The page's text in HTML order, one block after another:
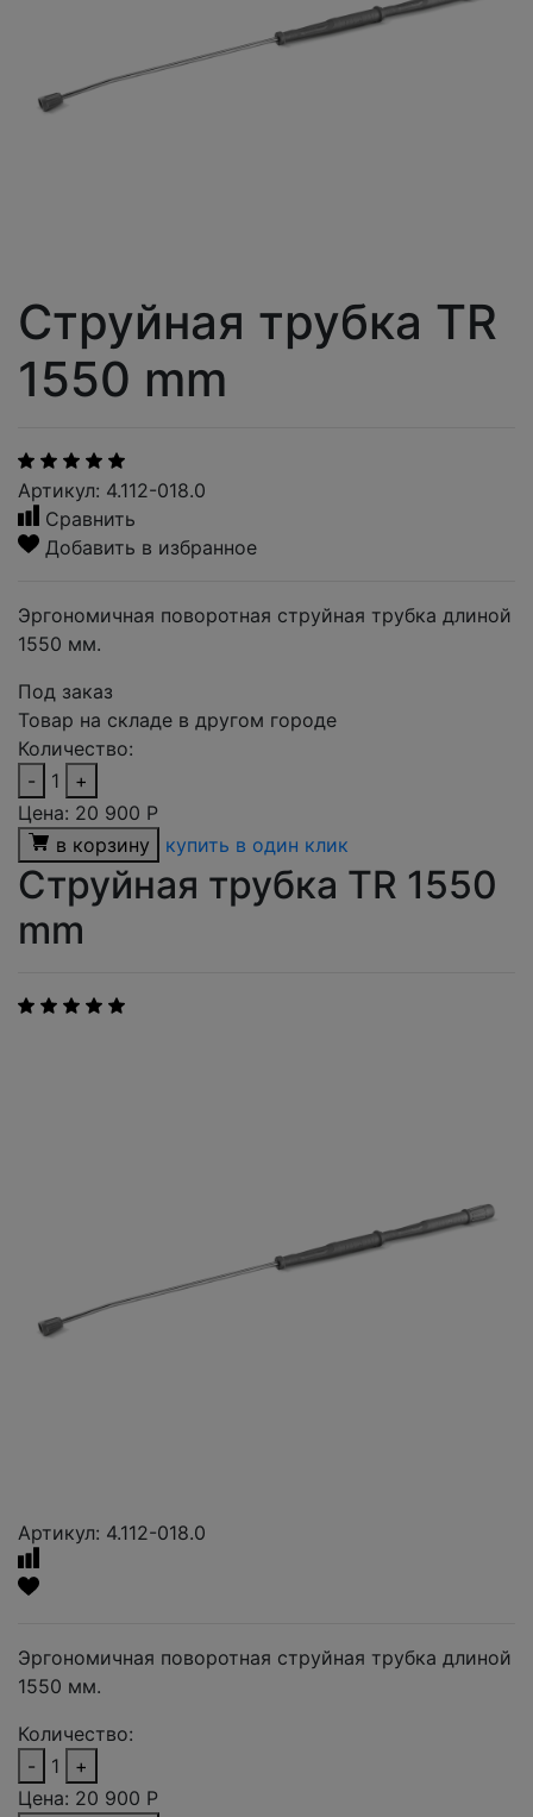
Струйная трубка TR
1550 mm
Артикул: 4.112-018.0
Сравнить
Добавить в избранное
Эргономичная поворотная струйная трубка длиной
1550 мм.
Под заказ
Товар на складе в другом городе
Количество:
-
1
+
Цена: 20 900 Р
в корзину
купить в один клик
Струйная трубка TR 1550
mm
Артикул: 4.112-018.0
Эргономичная поворотная струйная трубка длиной
1550 мм.
Количество:
-
1
+
Цена: 20 900 Р